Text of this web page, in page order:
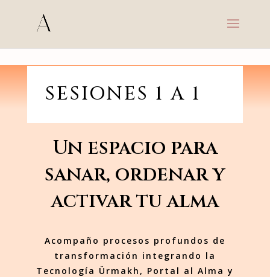
SESIONES 1 A 1
Un espacio para
sanar, ordenar y
activar tu alma
Acompaño procesos profundos de
transformación integrando la
Tecnología Ürmakh, Portal al Alma y